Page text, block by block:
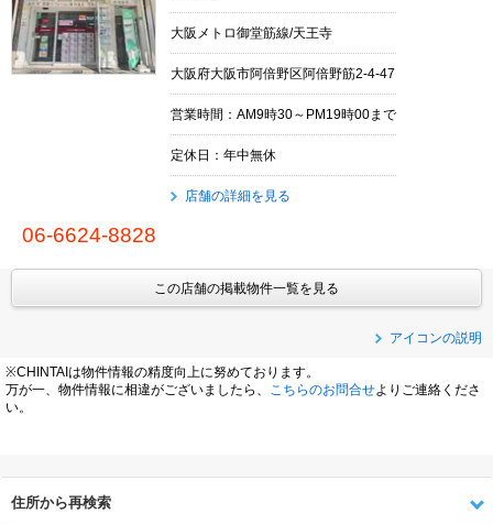
大阪メトロ御堂筋線/天王寺
大阪府大阪市阿倍野区阿倍野筋2-4-47
営業時間：AM9時30～PM19時00まで
定休日：年中無休
店舗の詳細を見る
06-6624-8828
この店舗の掲載物件一覧を見る
アイコンの説明
※CHINTAIは物件情報の精度向上に努めております。
万が一、物件情報に相違がございましたら、
こちらのお問合せよりご連絡くださ
い。
住所から再検索